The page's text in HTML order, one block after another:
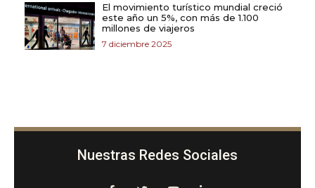
El movimiento turístico mundial creció
este año un 5%, con más de 1.100
millones de viajeros
7 diciembre 2025
Nuestras Redes Sociales